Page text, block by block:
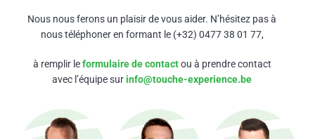
Nous nous ferons un plaisir de vous aider. N’hésitez pas à
nous téléphoner en formant le (+32) 0477 38 01 77,
à remplir leformulaire de contactou à prendre contact
avec l’équipe surinfo@touche-experience.be